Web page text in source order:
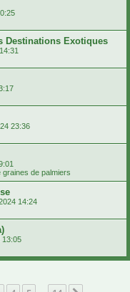
Destinations Exotiques
23:36
graines de palmiers
14:24
13:05